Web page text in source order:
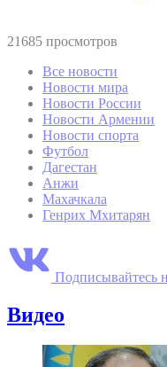
21685 просмотров
Все новости
Новости мира
Новости России
Новости Армении
Новости спорта
Футбол
Дагестан
Анжи
Махачкала
Генрих Мхитарян
Подписывайтесь
Видео